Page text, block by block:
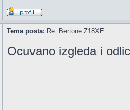
Tema posta: Re: Bertone Z18XE
Ocuvano izgleda i